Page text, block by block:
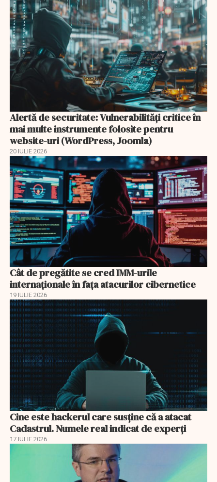
Alertă de securitate: Vulnerabilități critice în
mai multe instrumente folosite pentru
website-uri (WordPress, Joomla)
20 IULIE 2026
Cât de pregătite se cred IMM-urile
internaționale în fața atacurilor cibernetice
19 IULIE 2026
Cine este hackerul care susține că a atacat
Cadastrul. Numele real indicat de experți
17 IULIE 2026